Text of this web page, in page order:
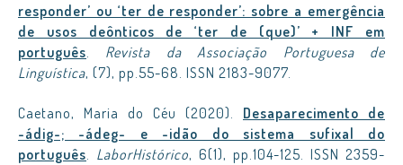
responder’ ou ‘ter de responder’: sobre a emergência
de usos deônticos de ‘ter de (que)’ + INF em
português. Revista da Associação Portuguesa de
Linguística, (7), pp.55-68. ISSN 2183-9077.
Caetano, Maria do Céu (2020). Desaparecimento de
-ádig-; -ádeg- e -idão do sistema sufixal do
português. LaborHistórico, 6(1), pp.104-125. ISSN 2359-